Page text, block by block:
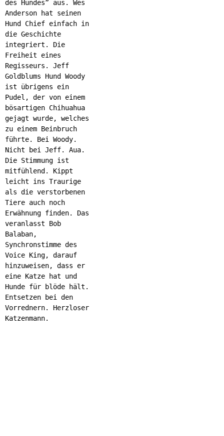
des Hundes” aus. Wes
Anderson hat seinen
Hund Chief einfach in
die Geschichte
integriert. Die
Freiheit eines
Regisseurs. Jeff
Goldblums Hund Woody
ist übrigens ein
Pudel, der von einem
bösartigen Chihuahua
gejagt wurde, welches
zu einem Beinbruch
führte. Bei Woody.
Nicht bei Jeff. Aua.
Die Stimmung ist
mitfühlend. Kippt
leicht ins Traurige
als die verstorbenen
Tiere auch noch
Erwähnung finden. Das
veranlasst Bob
Balaban,
Synchronstimme des
Voice King, darauf
hinzuweisen, dass er
eine Katze hat und
Hunde für blöde hält.
Entsetzen bei den
Vorrednern. Herzloser
Katzenmann.